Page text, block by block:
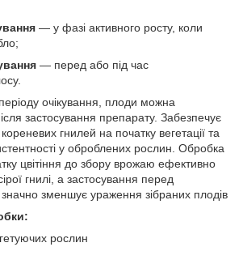
— у фазі активного росту, коли
— перед або під час
очікування, плоди можна
застосування препарату. Забезпечує
гнилей на початку вегетації та
у оброблених рослин. Обробка
цвітіння до збору врожаю ефективно
гнилі, а застосування перед
зменшує ураження зібраних плодів
рослин